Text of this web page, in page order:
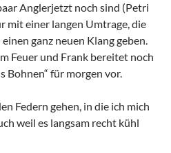
Anglerjetzt noch sind (Petri
mit einer langen Umtrage, die
ganz neuen Klang geben.
Feuer und Frank bereitet noch
Bohnen“ für morgen vor.
Federn gehen, in die ich mich
weil es langsam recht kühl